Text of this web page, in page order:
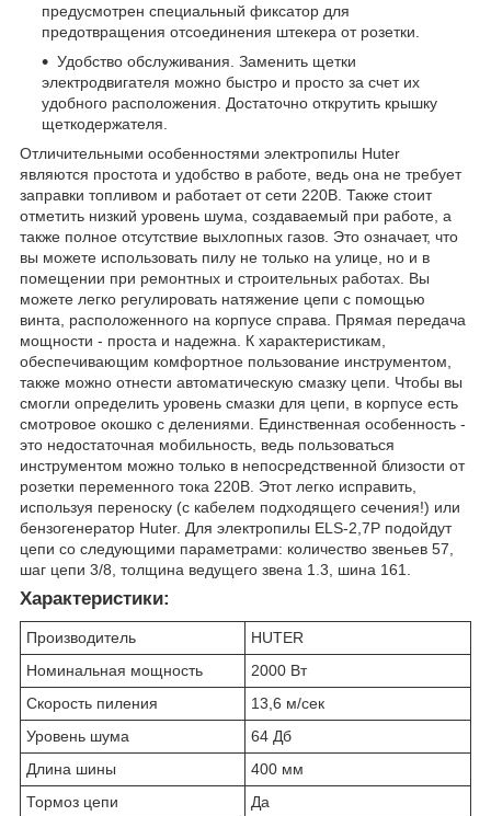
предусмотрен специальный фиксатор для
предотвращения отсоединения штекера от розетки.
Удобство обслуживания. Заменить щетки
электродвигателя можно быстро и просто за счет их
удобного расположения. Достаточно открутить крышку
щеткодержателя.
Отличительными особенностями электропилы Huter
являются простота и удобство в работе, ведь она не требует
заправки топливом и работает от сети 220В. Также стоит
отметить низкий уровень шума, создаваемый при работе, а
также полное отсутствие выхлопных газов. Это означает, что
вы можете использовать пилу не только на улице, но и в
помещении при ремонтных и строительных работах. Вы
можете легко регулировать натяжение цепи с помощью
винта, расположенного на корпусе справа. Прямая передача
мощности - проста и надежна. К характеристикам,
обеспечивающим комфортное пользование инструментом,
также можно отнести автоматическую смазку цепи. Чтобы вы
смогли определить уровень смазки для цепи, в корпусе есть
смотровое окошко с делениями. Единственная особенность -
это недостаточная мобильность, ведь пользоваться
инструментом можно только в непосредственной близости от
розетки переменного тока 220В. Этот легко исправить,
используя переноску (с кабелем подходящего сечения!) или
бензогенератор Huter. Для электропилы ELS-2,7P подойдут
цепи со следующими параметрами: количество звеньев 57,
шаг цепи 3/8, толщина ведущего звена 1.3, шина 161.
Характеристики:
Производитель
HUTER
Номинальная мощность
2000 Вт
Скорость пиления
13,6 м/сек
Уровень шума
64 Дб
Длина шины
400 мм
Тормоз цепи
Да